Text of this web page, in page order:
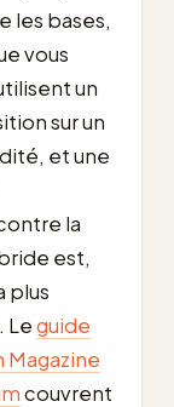
les bases,
vous
un
sur un
et une
la
est,
plus
Leguide
couvrent